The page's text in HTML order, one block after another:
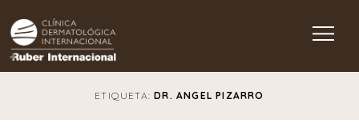
Main Navigation
ETIQUETA:DR. ANGEL PIZARRO